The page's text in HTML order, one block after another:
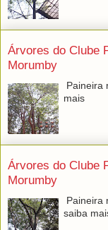
Árvores do Clube
Morumby
Paineira
mais
Árvores do Clube
Morumby
Paineira
saiba